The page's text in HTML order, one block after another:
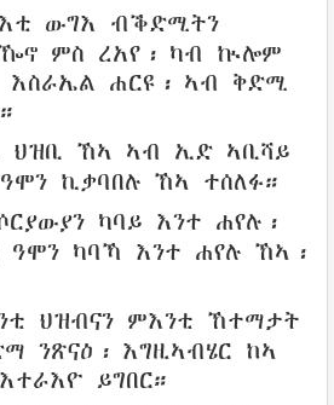
ውግእ
ብቕድሚትን
ምስ ረአየ ፡ ካብ ኲሎም
እስራኤል ሐርዩ ፡ ኣብ ቅድሚ
ህዝቢ ኸኣ ኣብ ኢድ ኣቢሻይ
ዓሞን ኪቃባበሉ ኸኣ ተሰለፉ።
ካባይ እንተ ሐየሉ ፡
ዓሞን ካባኻ እንተ ሐየሉ ኸኣ ፡
ህዝብናን ምእንቲ ኸተማታት
ንጽናዕ ፡ እግዚኣብሄር ከኣ
እተራእዮ ይግበር።